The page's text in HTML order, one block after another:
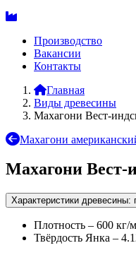
Производство
Вакансии
Контакты
Главная
Виды древесины
Махагони Вест-
Махагони
Махагони Вест-
Характеристики древесины:
Плотность – 600 кг/
Твёрдость Янка –